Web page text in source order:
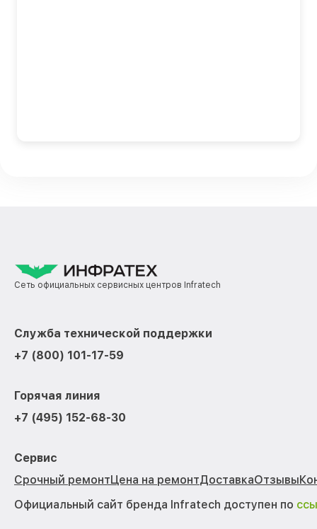
Сеть официальных сервисных центров Infratech
Служба технической поддержки
+7 (800) 101-17-59
Горячая линия
+7 (495) 152-68-30
Сервис
Срочный ремонтЦена на ремонтДоставкаОтзывы
Официальный сайт бренда Infratech доступен по